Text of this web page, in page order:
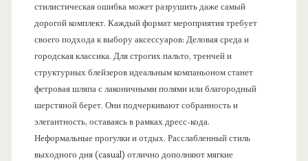
стилистическая ошибка может разрушить даже самый
дорогой комплект. Каждый формат мероприятия требует
своего подхода к выбору аксессуаров: Деловая среда и
городская классика. Для строгих пальто, тренчей и
структурных блейзеров идеальным компаньоном станет
фетровая шляпа с лаконичными полями или благородный
шерстяной берет. Они подчеркивают собранность и
элегантность, оставаясь в рамках дресс-кода.
Неформальные прогулки и отдых. Расслабленный стиль
выходного дня (casual) отлично дополняют мягкие